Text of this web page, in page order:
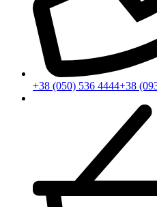
+38 (050) 536 4444+38